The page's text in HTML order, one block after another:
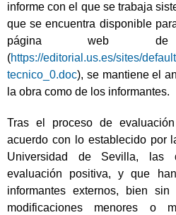
informe con el que se trabaja
que se encuentra disponible
página web
(https://editorial.us.es/sites/
tecnico_0.doc), se mantiene el
la obra como de los informantes.
Tras el proceso de
acuerdo con lo establecido por
Universidad de Sevilla, las
evaluación positiva, y que
informantes externos, bien
modificaciones menores o